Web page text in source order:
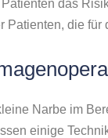
das
die
Narbe im
einige